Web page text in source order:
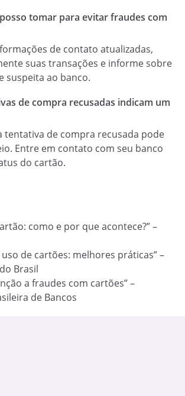
tomar para evitar fraudes com
de contato atualizadas,
suas transações e informe sobre
suspeita ao banco.
de compra recusadas indicam um
tentativa de compra recusada pode
Entre em contato com seu banco
do cartão.
como e por que acontece?” –
de cartões: melhores práticas” –
Brasil
a fraudes com cartões” –
de Bancos